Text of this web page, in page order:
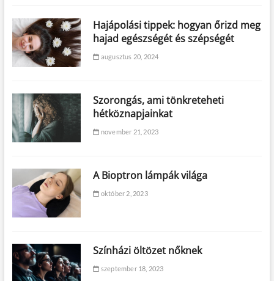
Hajápolási tippek: hogyan őrizd meg
hajad egészségét és szépségét
augusztus 20, 2024
Szorongás, ami tönkreteheti
hétköznapjainkat
november 21, 2023
A Bioptron lámpák világa
október 2, 2023
Színházi öltözet nőknek
szeptember 18, 2023